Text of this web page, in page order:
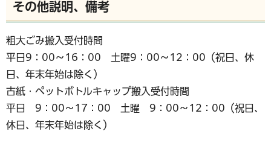
その他説明、備考
粗大ごみ搬入受付時間
平日9：00～16：00 土曜9：00～12：00（祝日、休
日、年末年始は除く）
古紙・ペットボトルキャップ搬入受付時間
平日 9：00～17：00 土曜 9：00～12：00（祝日、
休日、年末年始は除く）